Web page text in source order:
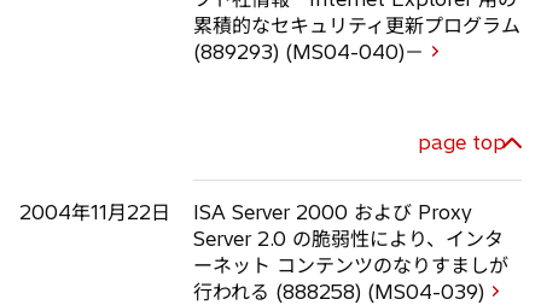
累積的なセキュリティ更新プログラム
(889293) (MS04-040)－
page top
2004年11月22日
ISA Server 2000 および Proxy
Server 2.0 の脆弱性により、インタ
ーネット コンテンツのなりすましが
行われる (888258) (MS04-039)